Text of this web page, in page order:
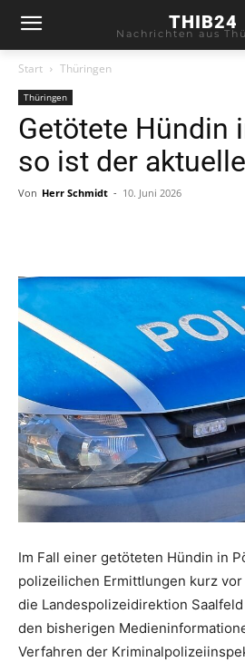
THIB24
Nachrichten aus
Start Thüringen
Thüringen
Getötete Hündin
so ist der
Von Herr Schmidt - 10. Juni 2026
Im Fall einer getöteten Hündin in
polizeilichen Ermittlungen kurz
die Landespolizeidirektion
den bisherigen
Verfahren der